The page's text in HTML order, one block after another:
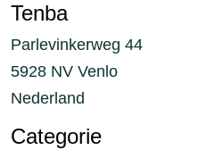
Tenba
Parlevinkerweg 44
5928 NV Venlo
Nederland
Categorie